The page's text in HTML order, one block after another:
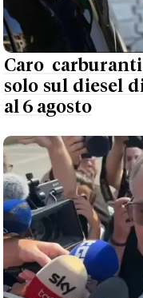
Caro
solo sul diesel
al 6 agosto